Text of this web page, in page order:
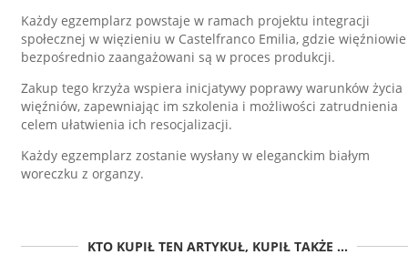
Każdy egzemplarz powstaje w ramach projektu integracji
społecznej w więzieniu w Castelfranco Emilia, gdzie więźniowie
bezpośrednio zaangażowani są w proces produkcji.
Zakup tego krzyża wspiera inicjatywy poprawy warunków życia
więźniów, zapewniając im szkolenia i możliwości zatrudnienia
celem ułatwienia ich resocjalizacji.
Każdy egzemplarz zostanie wysłany w eleganckim białym
woreczku z organzy.
KTO KUPIŁ TEN ARTYKUŁ, KUPIŁ TAKŻE ...